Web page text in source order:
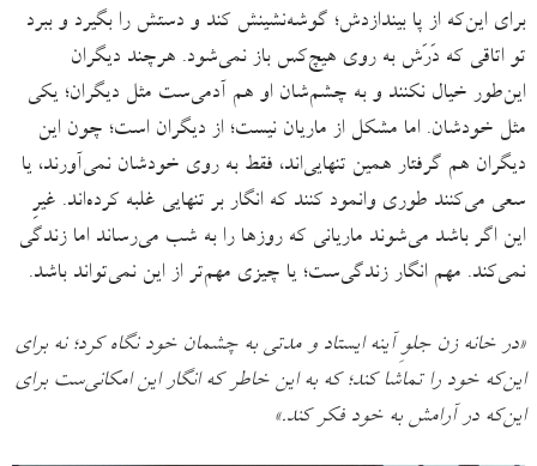
برای این‌که از پا بیندازدش؛ گوشه‌نشینش کند و دستش را بگیرد و ببرد
تو اتاقی که دَرَش به روی هیچ‌کس باز نمی‌شود. هرچند دیگران
این‌طور خیال نکنند و به چشم‌شان او هم آدمی‌ست مثل دیگران؛ یکی
مثل خودشان. اما مشکل از ماریان نیست؛ از دیگران است؛ چون این
دیگران هم گرفتار همین تنهایی‌اند، فقط به روی خودشان نمی‌آورند، یا
سعی می‌کنند طوری وانمود کنند که انگار بر تنهایی غلبه کرده‌اند. غیرِ
این اگر باشد می‌شوند ماریانی که روزها را به شب می‌رساند اما زندگی
نمی‌کند. مهم انگار زندگی‌ست؛ یا چیزی مهم‌تر از این نمی‌تواند باشد.
«در خانه زن جلوِ آینه ایستاد و مدتی به چشمان خود نگاه کرد؛ نه برای
این‌که خود را تماشا کند؛ که به این خاطر که انگار این امکانی‌ست برای
این‌که در آرامش به خود فکر کند.»